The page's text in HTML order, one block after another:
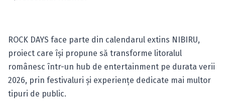
ROCK DAYS face parte din calendarul extins NIBIRU,
proiect care își propune să transforme litoralul
românesc într-un hub de entertainment pe durata verii
2026, prin festivaluri și experiențe dedicate mai multor
tipuri de public.